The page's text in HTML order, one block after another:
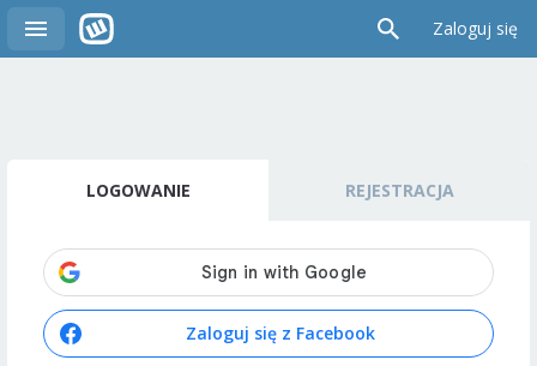
Zaloguj się
LOGOWANIE REJESTRACJA
Zaloguj się z Facebook